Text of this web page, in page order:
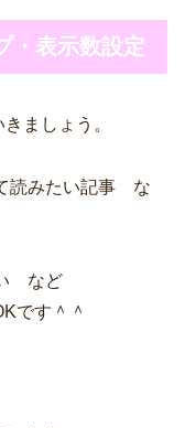
・表示数設定
ましょう。
読みたい記事 な
など
です＾＾